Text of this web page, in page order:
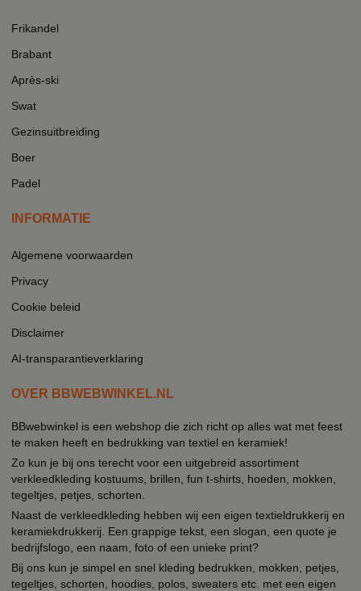
Frikandel
Brabant
Après-ski
Swat
Gezinsuitbreiding
Boer
Padel
INFORMATIE
Algemene voorwaarden
Privacy
Cookie beleid
Disclaimer
AI-transparantieverklaring
OVER BBWEBWINKEL.NL
BBwebwinkel is een webshop die zich richt op alles wat met feest
te maken heeft en bedrukking van textiel en keramiek!
Zo kun je bij ons terecht voor een uitgebreid assortiment
verkleedkleding kostuums, brillen, fun t-shirts, hoeden, mokken,
tegeltjes, petjes, schorten.
Naast de verkleedkleding hebben wij een eigen textieldrukkerij en
keramiekdrukkerij. Een grappige tekst, een slogan, een quote je
bedrijfslogo, een naam, foto of een unieke print?
Bij ons kun je simpel en snel kleding bedrukken, mokken, petjes,
tegeltjes, schorten, hoodies, polos, sweaters etc. met een eigen